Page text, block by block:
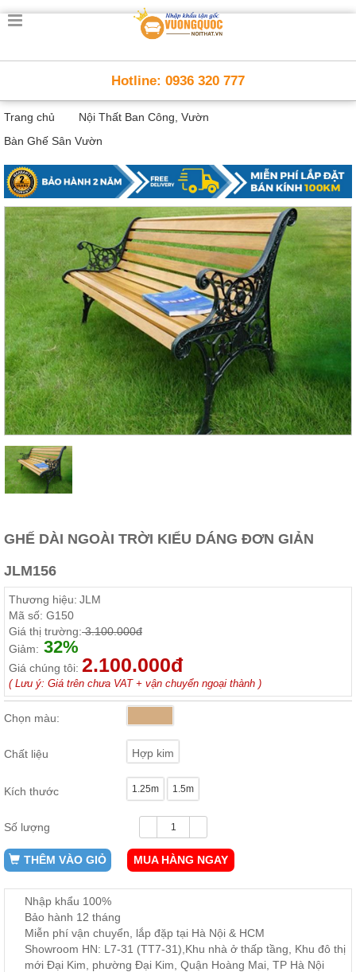
Trang
Thông
Minh
Nội
thất
minh
Nội
Thất
Trẻ
Em
Giường
tầng,
bàn
học, tủ
sách
Nội
Thất
Phòng
Khách
Sofa,
tủ
trà...
Nội
Phòng
ngủ, tủ
áo, bàn
trang
điểm
Nội
Phòng
Ăn
ăn,
kệ
Công,
Vườn
Hotline: 0936 320 777
Trang chủ
Nội Thất Ban Công, Vườn
Bàn Ghế Sân Vườn
GHẾ DÀI NGOÀI TRỜI KIỂU DÁNG ĐƠN GIẢN
JLM156
Thương hiệu: JLM
Mã số: G150
Giá thị trường:3.100.000đ
Giảm: 32%
Giá chúng tôi: 2.100.000đ
( Lưu ý: Giá trên chưa VAT + vận chuyển ngoại thành )
Chọn màu:
Chất liệu Hợp kim
Kích thước 1.25m 1.5m
Số lượng
THÊM VÀO GIỎ MUA HÀNG NGAY
Nhập khẩu 100%
Bảo hành 12 tháng
Miễn phí vận chuyển, lắp đặp tại Hà Nội & HCM
Showroom HN: L7-31 (TT7-31),Khu nhà ở thấp tầng, Khu đô thị
mới Đại Kim, phường Đại Kim, Quận Hoàng Mai, TP Hà Nội